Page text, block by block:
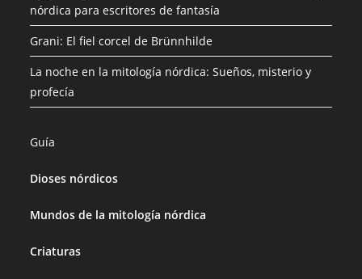
nórdica para escritores de fantasía
Grani: El fiel corcel de Brünnhilde
La noche en la mitología nórdica: Sueños, misterio y
profecía
Guía
Dioses nórdicos
Mundos de la mitología nórdica
Criaturas